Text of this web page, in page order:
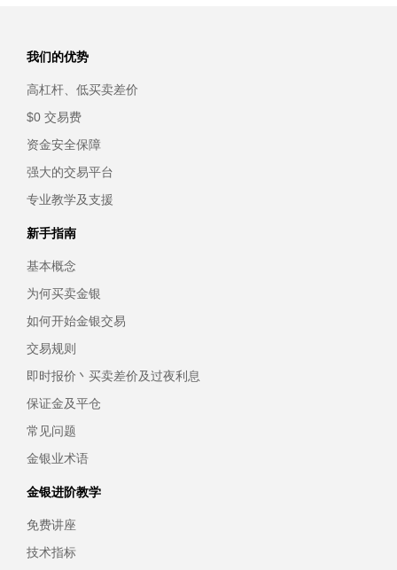
我们的优势
高杠杆、低买卖差价
$0 交易费
资金安全保障
强大的交易平台
专业教学及支援
新手指南
基本概念
为何买卖金银
如何开始金银交易
交易规则
即时报价丶买卖差价及过夜利息
保证金及平仓
常见问题
金银业术语
金银进阶教学
免费讲座
技术指标